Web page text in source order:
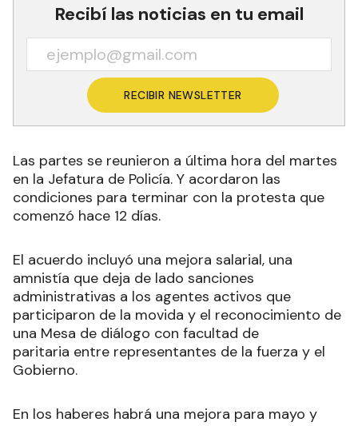
Recibí las noticias en tu email
RECIBIR NEWSLETTER
Las partes se reunieron a última hora del martes
en la Jefatura de Policía. Y acordaron las
condiciones para terminar con la protesta que
comenzó hace 12 días.
El acuerdo incluyó una mejora salarial, una
amnistía que deja de lado sanciones
administrativas a los agentes activos que
participaron de la movida y el reconocimiento de
una Mesa de diálogo con facultad de
paritaria entre representantes de la fuerza y el
Gobierno.
En los haberes habrá una mejora para mayo y